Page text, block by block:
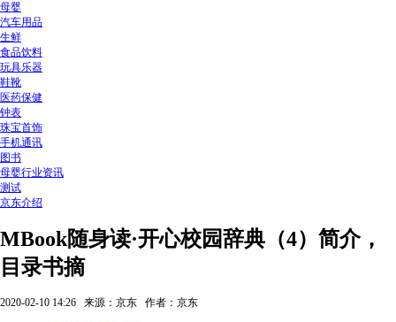
母婴
汽车用品
生鲜
食品饮料
玩具乐器
鞋靴
医药保健
钟表
珠宝首饰
手机通讯
图书
母婴行业资讯
测试
京东介绍
MBook随身读·开心校园辞典（4）简介，
目录书摘
2020-02-10 14:26 来源：京东 作者：京东